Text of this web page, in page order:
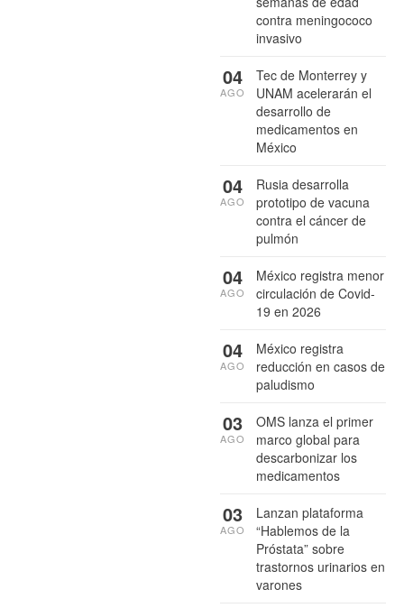
contra meningococo
invasivo
Tec de Monterrey y
UNAM acelerarán el
desarrollo de
medicamentos en
México
04
AGO
Rusia desarrolla
prototipo de vacuna
contra el cáncer de
pulmón
04
AGO
México registra menor
circulación de Covid-
19 en 2026
04
AGO
México registra
reducción en casos de
paludismo
04
AGO
OMS lanza el primer
marco global para
descarbonizar los
medicamentos
03
AGO
Lanzan plataforma
“Hablemos de la
Próstata” sobre
trastornos urinarios en
varones
03
AGO